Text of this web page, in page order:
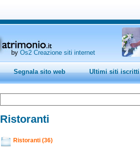
by Os2 Creazione siti internet
Segnala sito web Ultimi siti iscritti
Ristoranti
Ristoranti (36)